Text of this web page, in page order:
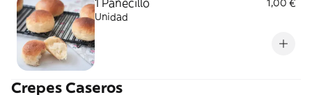
1 Panecillo
1,00 €
Unidad
Crepes Caseros